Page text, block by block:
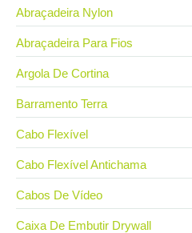
Abraçadeira Nylon
Abraçadeira Para Fios
Argola De Cortina
Barramento Terra
Cabo Flexível
Cabo Flexível Antichama
Cabos De Vídeo
Caixa De Embutir Drywall